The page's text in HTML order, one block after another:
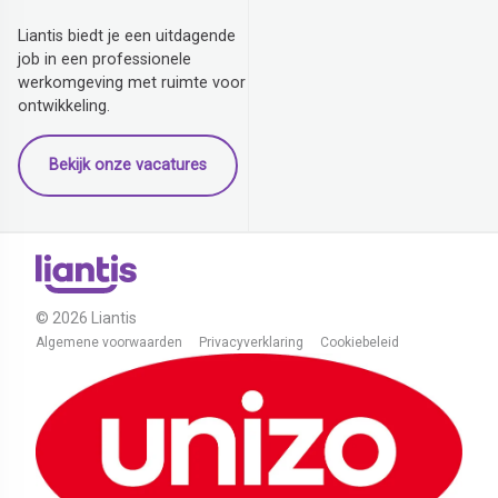
Liantis biedt je een uitdagende
job in een professionele
werkomgeving met ruimte voor
ontwikkeling.
Bekijk onze vacatures
© 2026 Liantis
Algemene voorwaarden Privacyverklaring Cookiebeleid